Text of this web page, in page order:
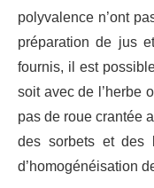
polyvalence n’ont
préparation de jus
fournis, il est
soit avec de l’herbe
pas de roue crantée
des sorbets et des
d’homogénéisation